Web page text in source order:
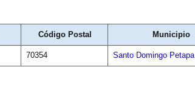
Código Postal Municipio
70354 Santo Domingo Petapa